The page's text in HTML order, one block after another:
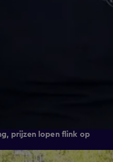
prijzen lopen flink op